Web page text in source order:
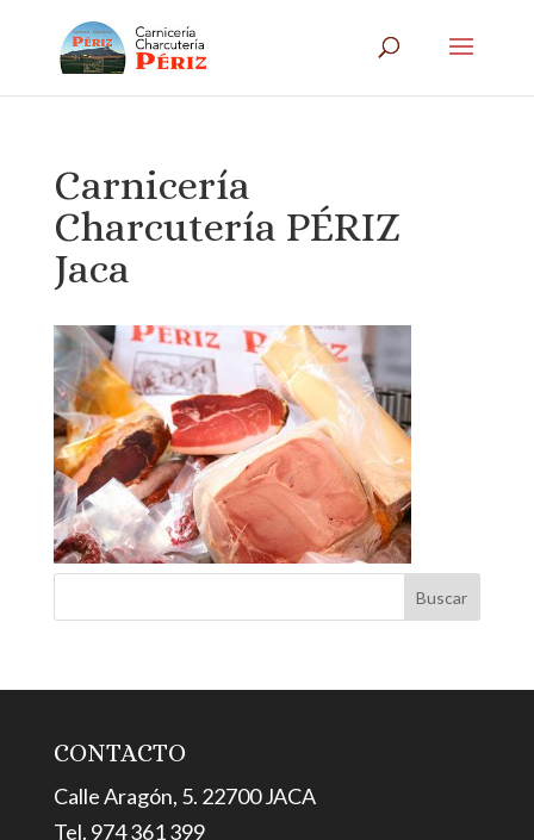
Carnicería
Charcutería PÉRIZ
Jaca
CONTACTO
Calle Aragón, 5. 22700 JACA
Tel. 974 361 399